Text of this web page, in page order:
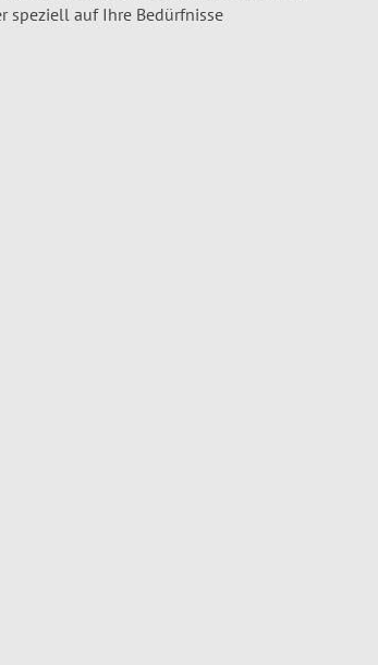
speziell auf Ihre Bedürfnisse